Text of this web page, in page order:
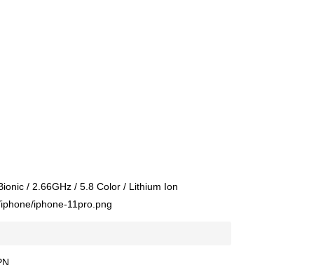
/ 2.66GHz / 5.8 Color / Lithium Ion
iphone-11pro.png